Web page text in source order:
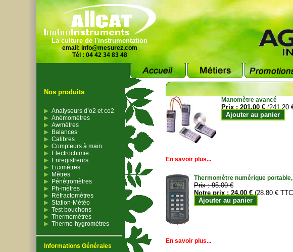
La culture de l'instrumentation
email: info@mesurez.com
Tél : 04 42 34 83 48
Nos produits
Analyseurs d’o2 et co2
Anémomètres
Awmètres
Balances
Calibres
Compteurs à main
Electrochimie
Enregistreurs
Luxmètres
Mètres
Pénétromètres
Ph-mètres
Réfractomètres
Station-Météo
Test bouchons
Thermomètres
Thermo-hygromètres
Informations Générales
Manomètre avancé
Prix :201.00 € (241.20
Ajouter au panier
En savoir plus...
Thermomètre numérique
Prix :95.00 €
Notre prix :24.00 € (28.80 €
Ajouter au panier
En savoir plus...